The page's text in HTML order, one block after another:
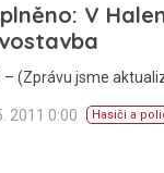
V
– (Zprávu jsme
2011 0:00 Hasiči a